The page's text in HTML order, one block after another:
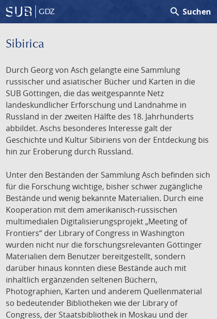
GDZ search Suchen
Sibirica
Durch Georg von Asch gelangte eine Sammlung
russischer und asiatischer Bücher und Karten in die
SUB Göttingen, die das weitgespannte Netz
landeskundlicher Erforschung und Landnahme in
Russland in der zweiten Hälfte des 18. Jahrhunderts
abbildet. Aschs besonderes Interesse galt der
Geschichte und Kultur Sibiriens von der Entdeckung bis
hin zur Eroberung durch Russland.
Unter den Beständen der Sammlung Asch befinden sich
für die Forschung wichtige, bisher schwer zugängliche
Bestände und wenig bekannte Materialien. Durch eine
Kooperation mit dem amerikanisch-russischen
multimedialen Digitalisierungsprojekt „Meeting of
Frontiers“ der Library of Congress in Washington
wurden nicht nur die forschungsrelevanten Göttinger
Materialien dem Benutzer bereitgestellt, sondern
darüber hinaus konnten diese Bestände auch mit
inhaltlich ergänzenden seltenen Büchern,
Photographien, Karten und anderem Quellenmaterial
so bedeutender Bibliotheken wie der Library of
Congress, der Staatsbibliothek in Moskau und der